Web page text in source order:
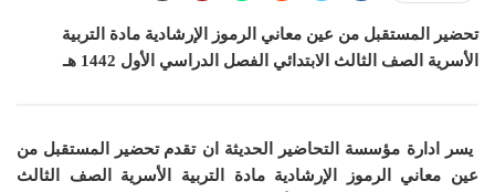
تحضير المستقبل من عين معاني الرموز الإرشادية مادة التربية
الأسرية الصف الثالث الابتدائي الفصل الدراسي الأول 1442 هـ
يسر ادارة مؤسسة التحاضير الحديثة ان تقدم تحضير المستقبل من
عين معاني الرموز الإرشادية مادة التربية الأسرية الصف الثالث